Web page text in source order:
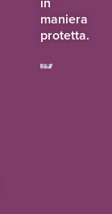
maniera
protetta.